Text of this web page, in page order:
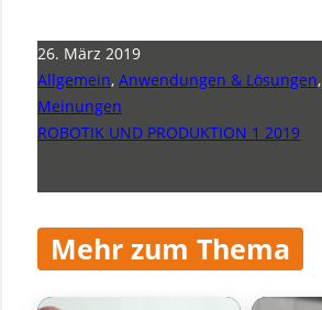
26. März 2019
Allgemein, Anwendungen & Lösungen,
Meinungen
ROBOTIK UND PRODUKTION 1 2019
Mehr zum Thema